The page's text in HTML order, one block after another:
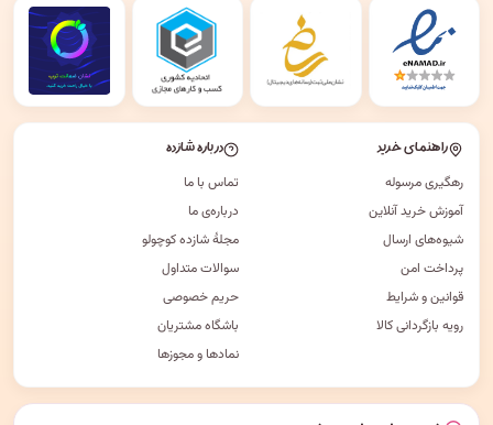
راهنمای خرید
رهگیری مرسوله
آموزش خرید آنلاین
شیوه‌های ارسال
پرداخت امن
قوانین و شرایط
رویه بازگردانی کالا
درباره شازده
تماس با ما
درباره‌ی ما
مجلهٔ شازده کوچولو
سوالات متداول
حریم خصوصی
باشگاه مشتریان
نمادها و مجوزها